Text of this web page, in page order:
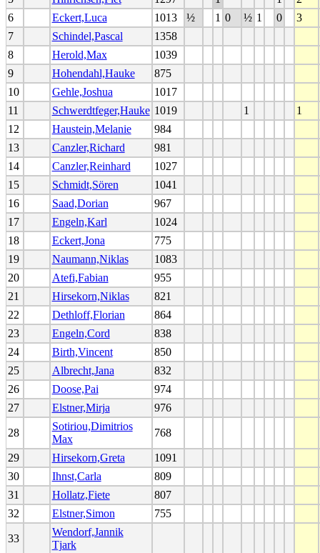
6
Eckert,Luca 1013 ½ 1 0 ½ 1 0
3
7
Schindel,Pascal
1358
8
Herold,Max
1039
9
Hohendahl,Hauke
875
10
Gehle,Joshua
1017
11
Schwerdtfeger,Hauke 1019 1
1
12
Haustein,Melanie
984
13
Canzler,Richard
981
14
Canzler,Reinhard
1027
15
Schmidt,Sören
1041
16
Saad,Dorian
967
17
Engeln,Karl
1024
18
Eckert,Jona
775
19
Naumann,Niklas
1083
20
Atefi,Fabian
955
21
Hirsekorn,Niklas
821
22
Dethloff,Florian
864
23
Engeln,Cord
838
24
Birth,Vincent
850
25
Albrecht,Jana
832
26
Doose,Pai
974
27
Elstner,Mirja 976
28
Sotiriou,Dimitrios
Max
768
29 Hirsekorn,Greta
1091
30
Ihnst,Carla
809
31
Hollatz,Fiete
807
32
Elstner,Simon 755
33
Wendorf,Jannik
Tjark